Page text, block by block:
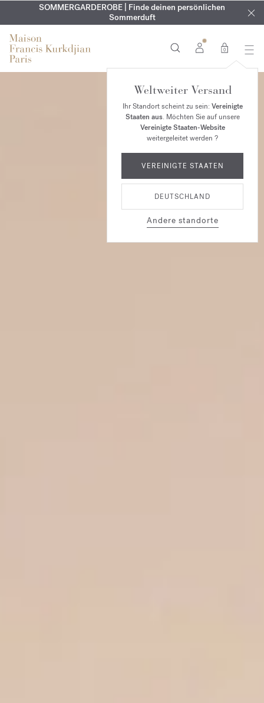
EXKLUSIV | Erhalten Sie OUD velvet moodin Ihrer Bestellung*
KOSTENLOSE GRAVUR | Auf alle Düfte und Körperöle bis zum
9. August
SOMMERGARDEROBE | Finde deinen persönlichen
Sommerduft
0
Weltweiter Versand
Ihr Standort scheint zu sein: Vereinigte
Staaten aus. Möchten Sie auf unsere
Vereinigte Staaten-Website
weitergeleitet werden ?
VEREINIGTE STAATEN
DEUTSCHLAND
Andere standorte